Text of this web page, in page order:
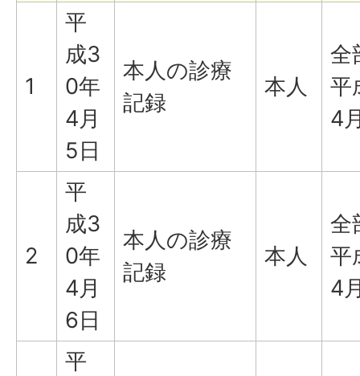
1
平
成3
0年
4月
5日
本人の診療
記録
本人
全
平
4
2
平
成3
0年
4月
6日
本人の診療
記録
本人
全
平
4
平